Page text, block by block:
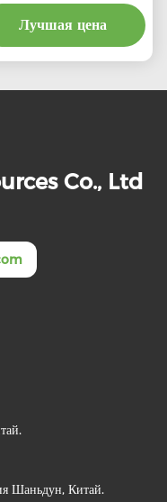
Лучшая цена
Co., Ltd
Шаньдун, Китай.